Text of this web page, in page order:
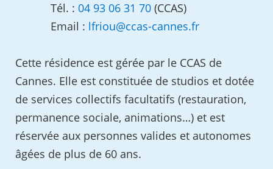
Tél. : 04 93 06 31 70 (CCAS)
Email : lfriou@ccas-cannes.fr
Cette résidence est gérée par le CCAS de
Cannes. Elle est constituée de studios et dotée
de services collectifs facultatifs (restauration,
permanence sociale, animations…) et est
réservée aux personnes valides et autonomes
âgées de plus de 60 ans.